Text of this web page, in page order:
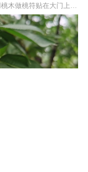
木做桃符贴在大门上驱
，适合献给长者表示自
秋季，用扦插的方法将